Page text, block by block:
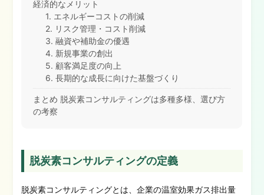
経済的なメリット
1. エネルギーコストの削減
2. リスク管理・コスト削減
3. 融資や補助金の優遇
4. 新規事業の創出
5. 顧客満足度の向上
6. 長期的な成長に向けた基盤づくり
まとめ 脱炭素コンサルティングは多種多様、選び方
の考察
脱炭素コンサルティングの定義
脱炭素コンサルティングとは、企業の温室効果ガス排出量